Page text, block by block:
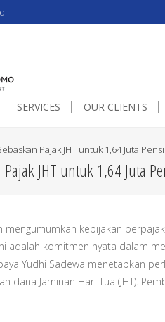
SERVICES OUR CLIENTS
Pajak JHT untuk 1,64 Juta
JHT untuk 1,64 Juta
mengumumkan kebijakan
adalah komitmen nyata dalam
Yudhi Sadewa menetapkan
dana Jaminan Hari Tua (JHT).